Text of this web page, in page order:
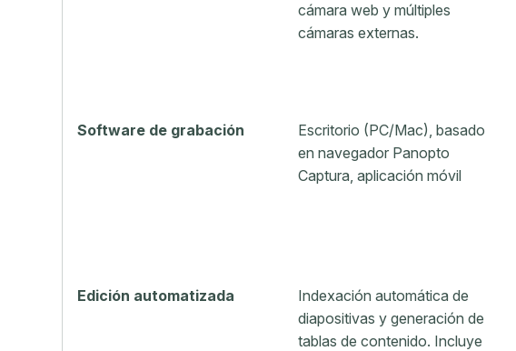
cámara web y múltiples
cámaras externas.
Software de grabación
Escritorio (PC/Mac), basado
en navegador Panopto
Captura, aplicación móvil
Edición automatizada
Indexación automática de
diapositivas y generación de
tablas de contenido. Incluye